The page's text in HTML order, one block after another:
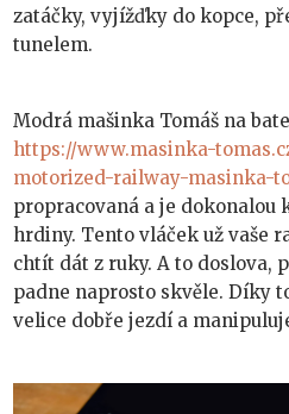
zatáčky, vyjížďky do kopce,
tunelem.
Modrá mašinka Tomáš na
https://www.masinka-
motorized-railway-masinka-
propracovaná a je dokonalou
hrdiny. Tento vláček už vaše
chtít dát z ruky. A to doslova,
padne naprosto skvěle. Díky
velice dobře jezdí a